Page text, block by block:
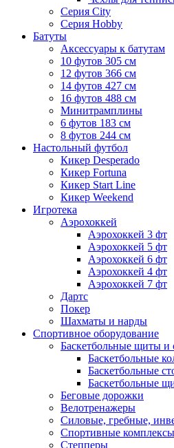
Серия City
Серия Hobby
Батуты
Аксессуары к батутам
10 футов 305 см
12 футов 366 см
14 футов 427 см
16 футов 488 см
Минитрамплины
6 футов 183 см
8 футов 244 см
Настольный футбол
Кикер Desperado
Кикер Fortuna
Кикер Start Line
Кикер Weekend
Игротека
Аэрохоккей
Аэрохоккей 3 фт
Аэрохоккей 5 фт
Аэрохоккей 6 фт
Аэрохоккей 4 фт
Аэрохоккей 7 фт
Дартс
Покер
Шахматы и нарды
Спортивное оборудование
Баскетбольные щиты и
Баскетбольные
Баскетбольные
Баскетбольные
Беговые дорожки
Велотренажеры
Силовые, гребные,
Спортивные
Степперы